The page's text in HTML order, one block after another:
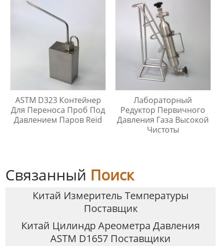
ASTM D323 Контейнер
Для Переноса Проб Под
Давлением Паров Reid
Лабораторный
Редуктор Первичного
Давления Газа Высокой
Чистоты
Связанный Поиск
Китай Измеритель Температуры
Поставщик
Китай Цилиндр Ареометра Давления
ASTM D1657 Поставщики